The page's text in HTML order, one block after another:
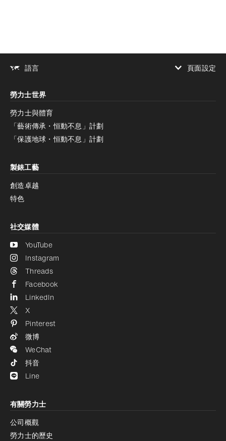
語言
頁面設定
增加對比度
停用
減少動畫
減少動畫
停用
勞力士世界
勞力士與體育
「藝術傳承・恒動不息」計劃
「保護地球・恒動不息」計劃
製錶工藝
創造卓越
特色
社交媒體
YouTube
Instagram
Threads
Facebook
LinkedIn
X
Pinterest
微博
WeChat
抖音
Line
有關勞力士
公司概觀
勞力士的歷史